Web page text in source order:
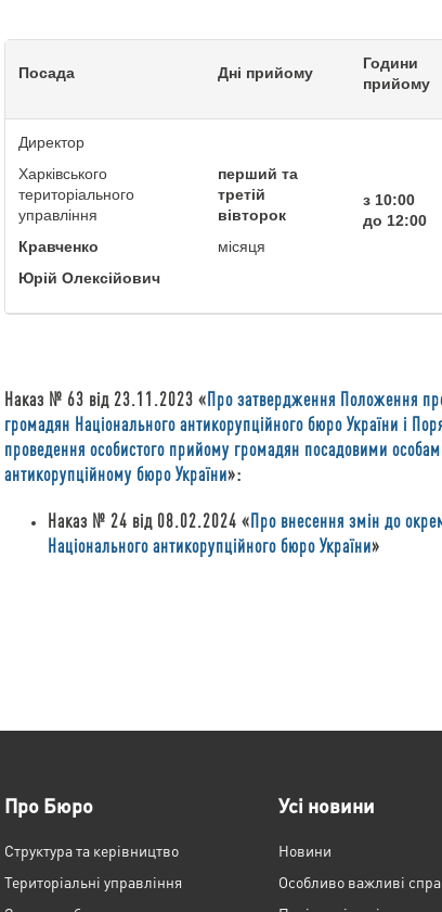
Посада Дні прийому
Години
прийому
Директор
Харківського
територіального
управління
Кравченко
Юрій Олексійович
перший та
третій
вівторок
місяця
з 10:00
до 12:00
Наказ № 63 від 23.11.2023 «Про затвердження Положення
громадян Національного антикорупційного бюро України і
проведення особистого прийому громадян посадовими
антикорупційному бюро України»:
Наказ № 24 від 08.02.2024 «Про внесення змін до
Національного антикорупційного бюро України»
Про Бюро
Структура та керівництво
Територіальні управління
Усі новини
Новини
Особливо важливі